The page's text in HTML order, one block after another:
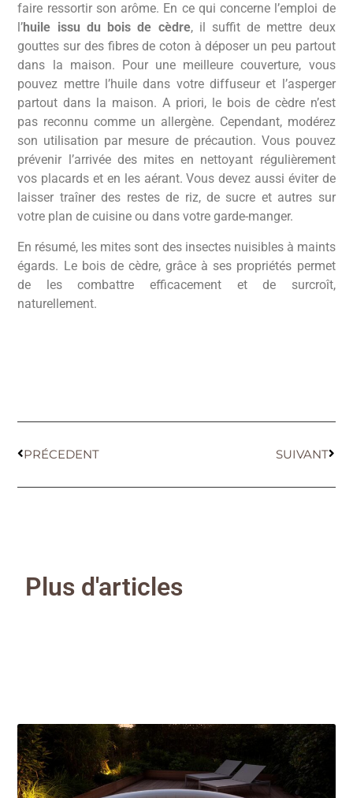
faire ressortir son arôme. En ce qui concerne l’emploi de
l’huile issu du bois de cèdre, il suffit de mettre deux
gouttes sur des fibres de coton à déposer un peu partout
dans la maison. Pour une meilleure couverture, vous
pouvez mettre l’huile dans votre diffuseur et l’asperger
partout dans la maison. A priori, le bois de cèdre n’est
pas reconnu comme un allergène. Cependant, modérez
son utilisation par mesure de précaution. Vous pouvez
prévenir l’arrivée des mites en nettoyant régulièrement
vos placards et en les aérant. Vous devez aussi éviter de
laisser traîner des restes de riz, de sucre et autres sur
votre plan de cuisine ou dans votre garde-manger.
En résumé, les mites sont des insectes nuisibles à maints
égards. Le bois de cèdre, grâce à ses propriétés permet
de les combattre efficacement et de surcroît,
naturellement.
PRÉCEDENT SUIVANT
Plus d'articles